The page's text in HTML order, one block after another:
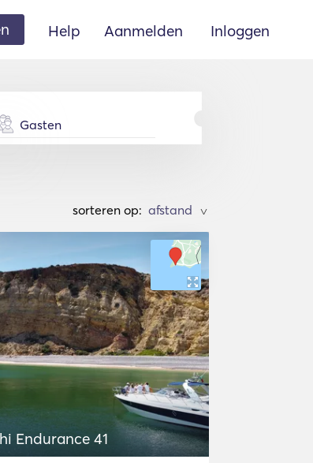
Help Aanmelden Inloggen
Gasten
sorteren op: >
Endurance 41